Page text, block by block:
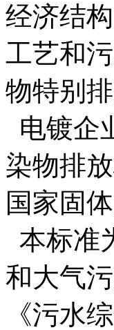
经济结
工艺和
物特别排
电镀企
染物排
国家固
本标准
和大气
《污水